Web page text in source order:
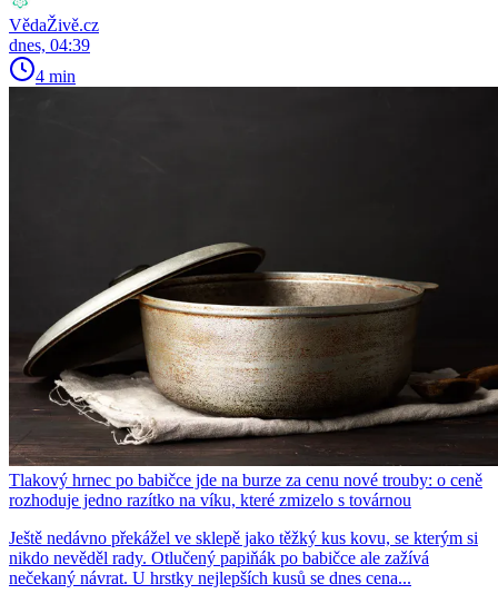
VědaŽivě.cz
dnes, 04:39
4 min
Tlakový hrnec po babičce jde na burze za cenu nové trouby: o ceně
rozhoduje jedno razítko na víku, které zmizelo s továrnou
Ještě nedávno překážel ve sklepě jako těžký kus kovu, se kterým si
nikdo nevěděl rady. Otlučený papiňák po babičce ale zažívá
nečekaný návrat. U hrstky nejlepších kusů se dnes cena...